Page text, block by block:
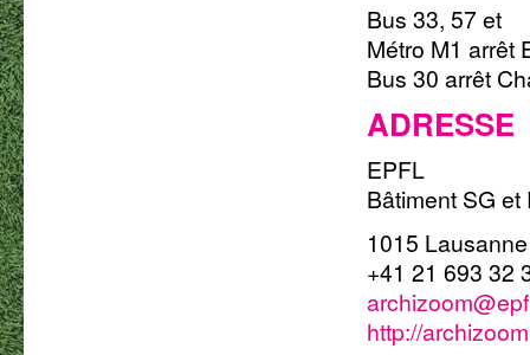
Bus 33, 57 et
Métro M1 arrêt
Bus 30 arrêt
ADRESSE
EPFL
Bâtiment SG
1015
+41 21 693 32
http://